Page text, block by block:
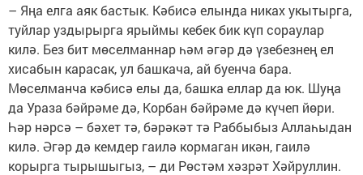
– Яңа елга аяк бастык. Кәбисә елында никах укытырга,
туйлар уздырырга ярыймы кебек бик күп сораулар
килә. Без бит мөселманнар һәм әгәр дә үзебезнең ел
хисабын карасак, ул башкача, ай буенча бара.
Мөселманча кәбисә елы да, башка еллар да юк. Шуңа
да Ураза бәйрәме дә, Корбан бәйрәме дә күчеп йөри.
Һәр нәрсә – бәхет тә, бәрәкәт тә Раб­быбыз Аллаһыдан
килә. Әгәр дә кемдер гаилә кормаган икән, гаилә
корырга тырышыгыз, – ди Рөстәм хәзрәт Хәйруллин.